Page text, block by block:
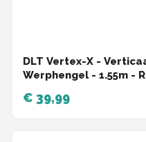
DLT Vertex-X -
Werphengel - 1.55m -
€ 39,99